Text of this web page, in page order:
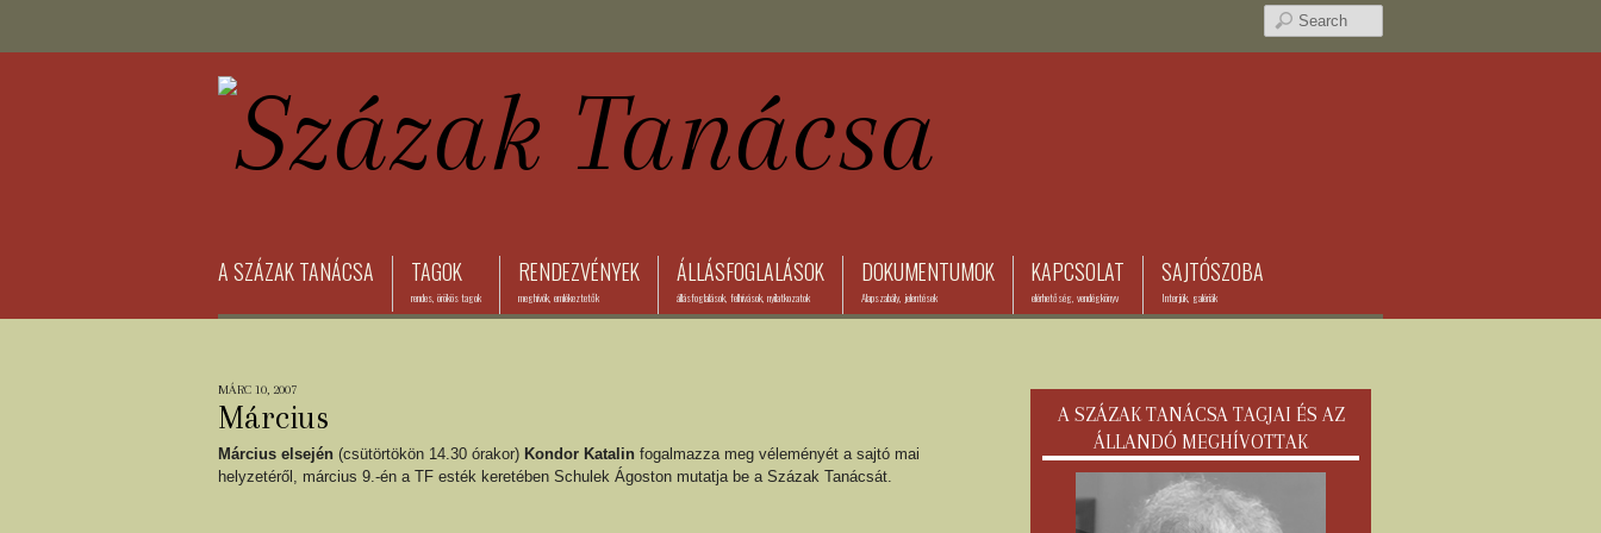
A SZÁZAK TANÁCSA TAGOK
rendes, örökös tagok
RENDEZVÉNYEK
meghívók, emlékeztetők
ÁLLÁSFOGLALÁSOK
állásfoglalások, felhívások, nyilatkozatok
DOKUMENTUMOK
Alapszabály, jelentések
KAPCSOLAT
elérhetőség, vendégkönyv
SAJTÓSZOBA
Interjúk, galériák
MÁRC 10, 2007
Március
Március elsején (csütörtökön 14.30 órakor) Kondor Katalin fogalmazza meg véleményét a sajtó mai
helyzetéről, március 9.-én a TF esték keretében Schulek Ágoston mutatja be a Százak Tanácsát.
A SZÁZAK TANÁCSA TAGJAI ÉS AZ
ÁLLANDÓ MEGHÍVOTTAK